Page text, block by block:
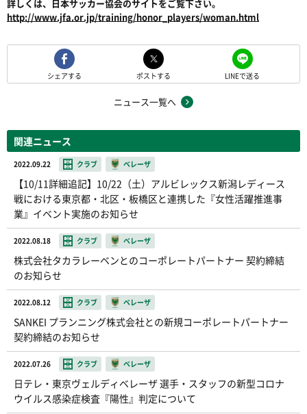
詳しくは、日本サッカー協会のサイトをご覧下さい。
http://www.jfa.or.jp/training/honor_players/woman.html
シェアする ポストする LINEで送る
ニュース一覧へ
関連ニュース
2022.09.22 クラブ ベレーザ
【10/11詳細追記】10/22（土）アルビレックス新潟レディース
戦における東京都・北区・板橋区と連携した『女性活躍推進事
業』イベント実施のお知らせ
2022.08.18 クラブ ベレーザ
株式会社タカラレーベンとのコーポレートパートナー 契約締結
のお知らせ
2022.08.12 クラブ ベレーザ
SANKEI プランニング株式会社との新規コーポレートパートナー
契約締結のお知らせ
2022.07.26 クラブ ベレーザ
日テレ・東京ヴェルディベレーザ 選手・スタッフの新型コロナ
ウイルス感染症検査『陽性』判定について